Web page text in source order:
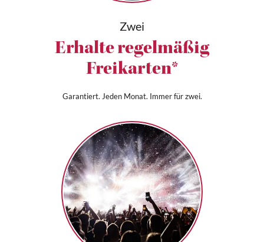
Zwei
Erhalte regelmäßig
Freikarten*
Garantiert. Jeden Monat. Immer für zwei.